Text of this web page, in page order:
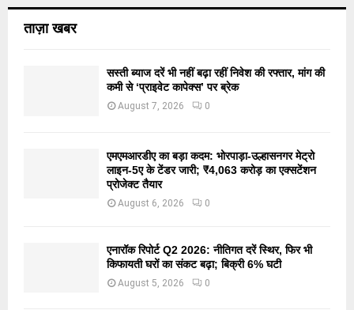
ताज़ा खबर
सस्ती ब्याज दरें भी नहीं बढ़ा रहीं निवेश की रफ्तार, मांग की
कमी से ‘प्राइवेट कापेक्स’ पर ब्रेक
August 7, 2026 0
एमएमआरडीए का बड़ा कदम: भोरपाड़ा-उल्हासनगर मेट्रो
लाइन-5ए के टेंडर जारी; ₹4,063 करोड़ का एक्सटेंशन
प्रोजेक्ट तैयार
August 6, 2026 0
एनारॉक रिपोर्ट Q2 2026: नीतिगत दरें स्थिर, फिर भी
किफायती घरों का संकट बढ़ा; बिक्री 6% घटी
August 5, 2026 0